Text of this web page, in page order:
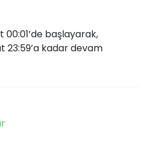
00:01’de başlayarak,
23:59’a kadar devam